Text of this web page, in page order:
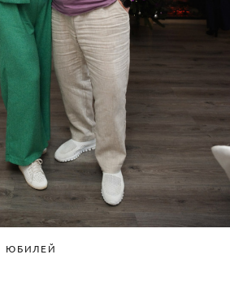
ЮБИЛЕЙ